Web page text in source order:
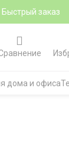
Быстрый заказ
дома и офиса